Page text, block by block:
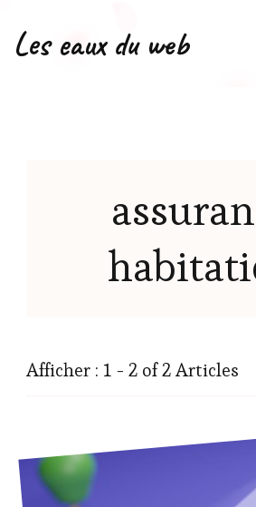
Les eaux du web
Afficher : 1 - 2 of 2 Articles